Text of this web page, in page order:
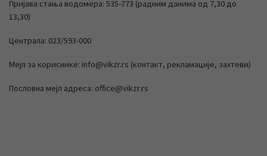
Пријава стања водомера: 535-773 (радним данима од 7,30 до
13,30)
Централа: 023/593-000
Мејл за кориснике: info@vikzr.rs (контакт, рекламације, захтеви)
Пословна мејл адреса: office@vikzr.rs